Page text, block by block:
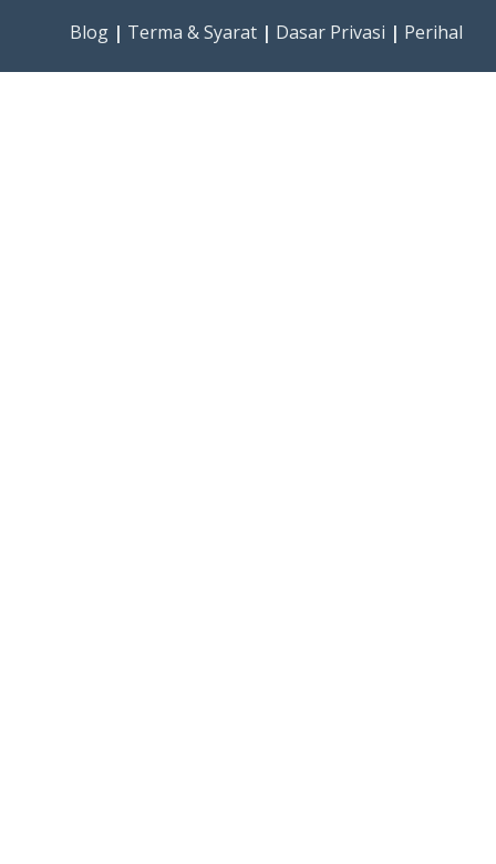
Blog | Terma & Syarat | Dasar Privasi | Perihal